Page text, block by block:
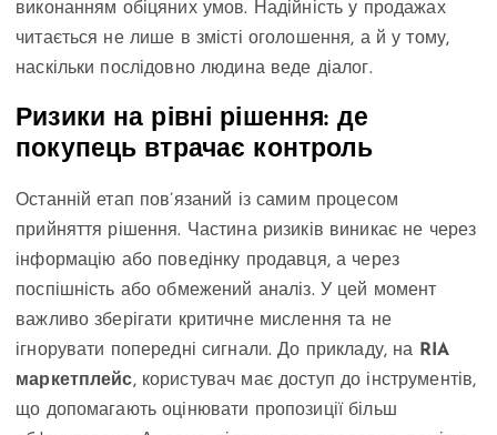
виконанням обіцяних умов. Надійність у продажах
читається не лише в змісті оголошення, а й у тому,
наскільки послідовно людина веде діалог.
Ризики на рівні рішення: де
покупець втрачає контроль
Останній етап пов’язаний із самим процесом
прийняття рішення. Частина ризиків виникає не через
інформацію або поведінку продавця, а через
поспішність або обмежений аналіз. У цей момент
важливо зберігати критичне мислення та не
ігнорувати попередні сигнали. До прикладу, на RIA
маркетплейс, користувач має доступ до інструментів,
що допомагають оцінювати пропозиції більш